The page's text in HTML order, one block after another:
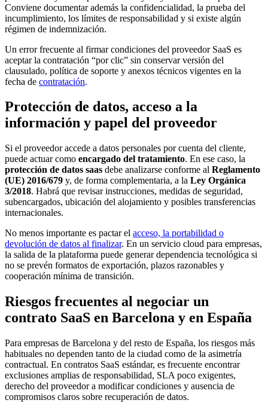
Conviene documentar además la confidencialidad, la prueba del
incumplimiento, los límites de responsabilidad y si existe algún
régimen de indemnización.
Un error frecuente al firmar condiciones del proveedor SaaS es
aceptar la contratación “por clic” sin conservar versión del
clausulado, política de soporte y anexos técnicos vigentes en la
fecha de contratación.
Protección de datos, acceso a la
información y papel del proveedor
Si el proveedor accede a datos personales por cuenta del cliente,
puede actuar como encargado del tratamiento. En ese caso, la
protección de datos saas debe analizarse conforme al Reglamento
(UE) 2016/679 y, de forma complementaria, a la Ley Orgánica
3/2018. Habrá que revisar instrucciones, medidas de seguridad,
subencargados, ubicación del alojamiento y posibles transferencias
internacionales.
No menos importante es pactar el acceso, la portabilidad o
devolución de datos al finalizar. En un servicio cloud para empresas,
la salida de la plataforma puede generar dependencia tecnológica si
no se prevén formatos de exportación, plazos razonables y
cooperación mínima de transición.
Riesgos frecuentes al negociar un
contrato SaaS en Barcelona y en España
Para empresas de Barcelona y del resto de España, los riesgos más
habituales no dependen tanto de la ciudad como de la asimetría
contractual. En contratos SaaS estándar, es frecuente encontrar
exclusiones amplias de responsabilidad, SLA poco exigentes,
derecho del proveedor a modificar condiciones y ausencia de
compromisos claros sobre recuperación de datos.